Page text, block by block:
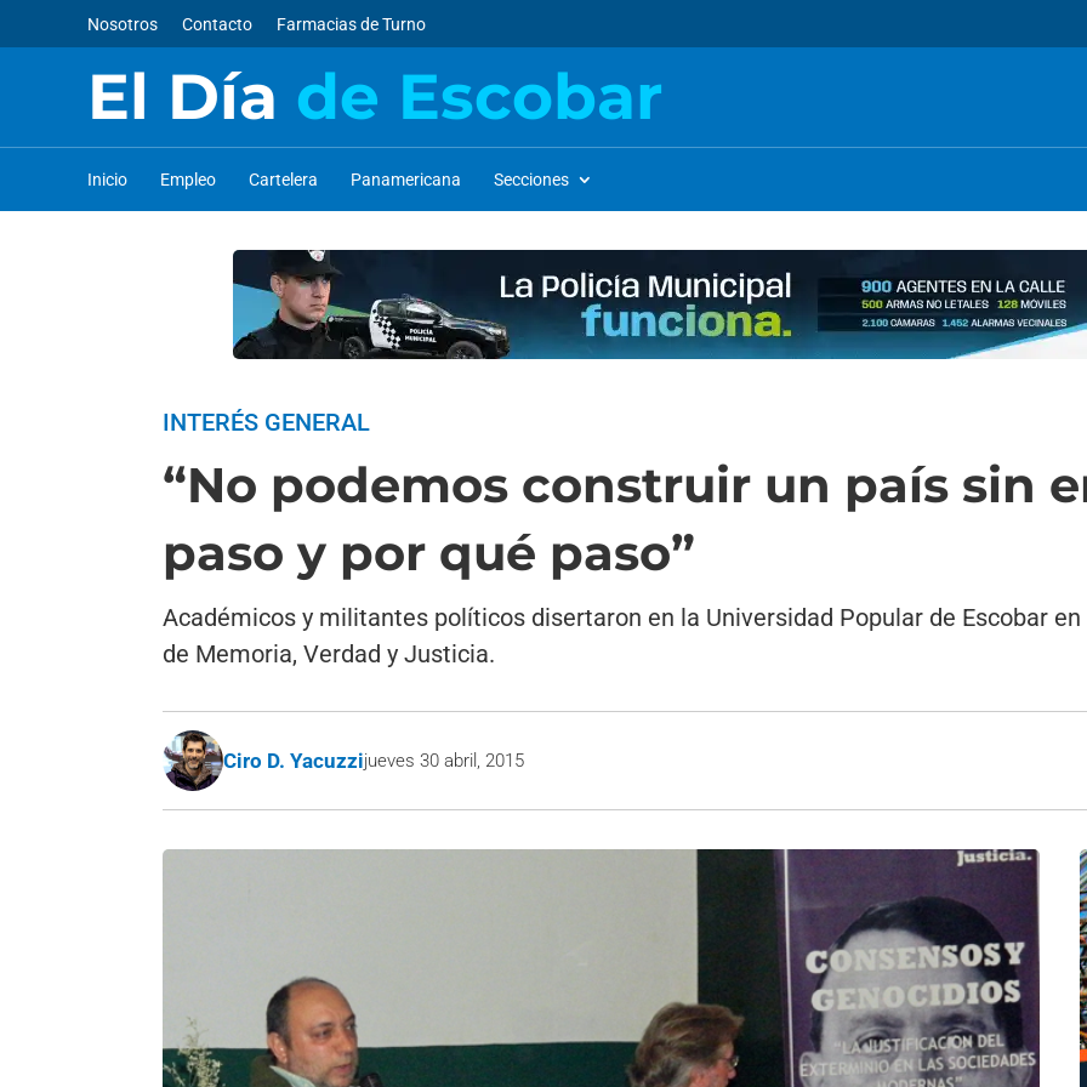
Nosotros Contacto Farmacias de Turno
El Día de Escobar
Inicio Empleo Cartelera Panamericana Secciones
INTERÉS GENERAL
“No podemos construir un país sin
paso y por qué paso”
Académicos y militantes políticos disertaron en la Universidad Popular de Escobar
de Memoria, Verdad y Justicia.
Ciro D. Yacuzzijueves 30 abril, 2015